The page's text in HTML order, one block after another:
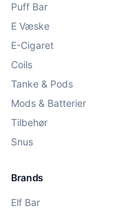
Puff Bar
E Væske
E-Cigaret
Coils
Tanke & Pods
Mods & Batterier
Tilbehør
Snus
Brands
Elf Bar